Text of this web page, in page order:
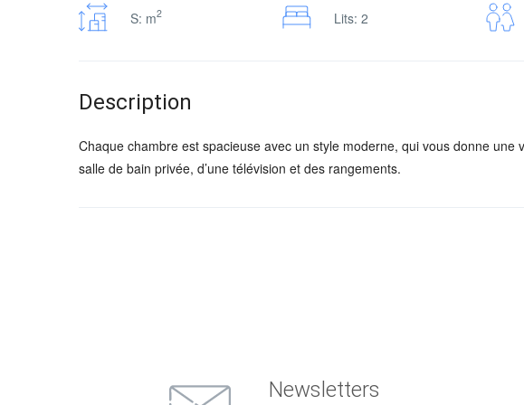
S: m2 Lits: 2
Description
Chaque chambre est spacieuse avec un style moderne, qui vous donne une
salle de bain privée, d’une télévision et des rangements.
Newsletters